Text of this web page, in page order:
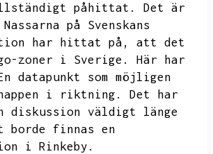
påhittat.
Det är
på Svenskans
har hittat på,
att det
zoner i Sverige.
Här har
datapunkt som möjligen
i riktning.
Det har
diskussion väldigt länge
borde finnas en
i Rinkeby.